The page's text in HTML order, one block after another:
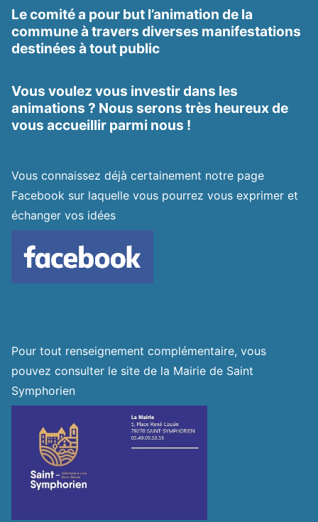
Le comité a pour but l’animation de la
commune à travers diverses manifestations
destinées à tout public
Vous voulez vous investir dans les
animations ? Nous serons très heureux de
vous accueillir parmi nous !
Vous connaissez déjà certainement notre page
Facebook sur laquelle vous pourrez vous exprimer et
échanger vos idées
Pour tout renseignement complémentaire, vous
pouvez consulter le site de la Mairie de Saint
Symphorien